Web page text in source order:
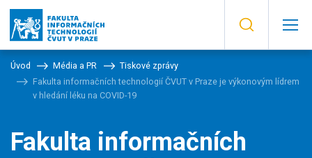
Úvod Média a PR
Tiskové zprávy
Fakulta informačních technologií ČVUT v Praze je výkonovým lídrem
v hledání léku na COVID-19
Fakulta informačních